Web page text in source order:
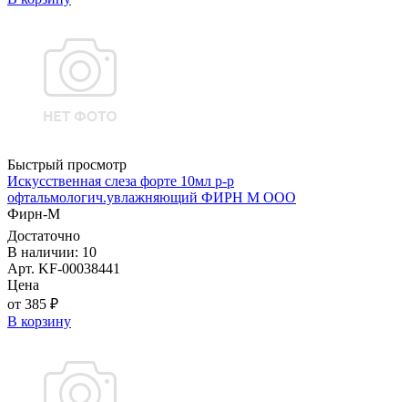
Быстрый просмотр
Искусственная слеза форте 10мл р-р
офтальмологич.увлажняющий ФИРН М ООО
Фирн-М
Достаточно
В наличии: 10
Арт. KF-00038441
Цена
от 385 ₽
В корзину